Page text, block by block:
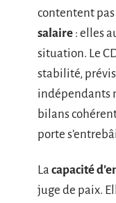
contentent
salaire : elles
situation. Le
stabilité,
indépendants
bilans
porte
La capacité
juge de paix.